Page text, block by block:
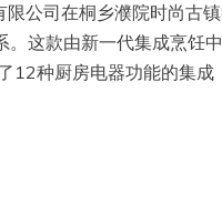
公司在桐乡濮院时尚古
。这款由新一代集成烹
12种厨房电器功能的集